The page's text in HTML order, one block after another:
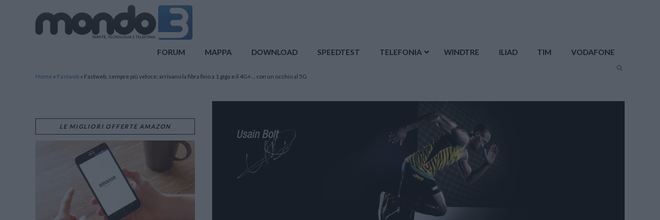
FORUM MAPPA DOWNLOAD SPEEDTEST TELEFONIA WINDTRE ILIAD TIM VODAFONE
Home » Fastweb » Fastweb, sempre più veloce: arrivano la fibra fino a 1 giga e il 4G+… con un occhio al 5G
LE MIGLIORI OFFERTE AMAZON